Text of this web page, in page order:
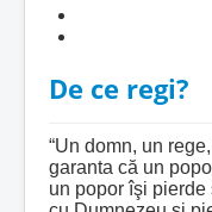
De ce regi?
“Un domn, un
garanta că un
un popor îşi